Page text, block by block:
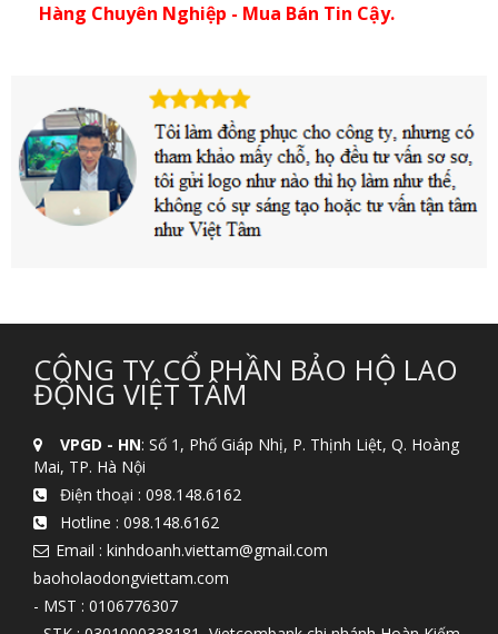
Hàng Chuyên Nghiệp - Mua Bán Tin Cậy.
CÔNG TY CỔ PHẦN BẢO HỘ LAO
ĐỘNG VIỆT TÂM
VPGD - HN: Số 1, Phố Giáp Nhị, P. Thịnh Liệt, Q. Hoàng
Mai, TP. Hà Nội
Điện thoại : 098.148.6162
Hotline : 098.148.6162
Email : kinhdoanh.viettam@gmail.com
baoholaodongviettam.com
- MST : 0106776307